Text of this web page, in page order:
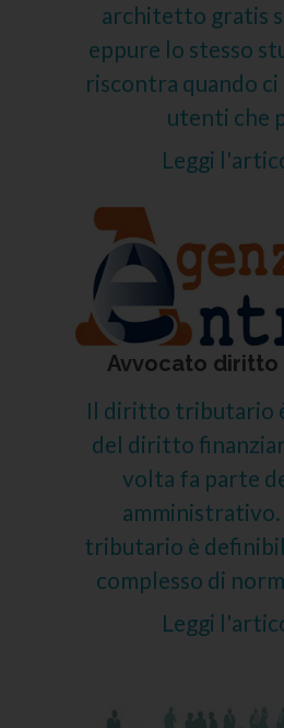
architetto gratis
eppure lo stesso
riscontra quando
utenti che
Leggi
Avvocato
Il diritto tributario
del diritto
volta fa parte
tributario è
complesso di
Leggi